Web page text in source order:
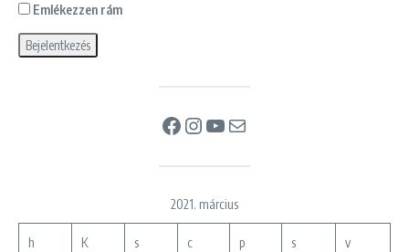
Emlékezzen rám
Facebook
Instagram
YouTube
Mail
2021. március
h K s c p s v